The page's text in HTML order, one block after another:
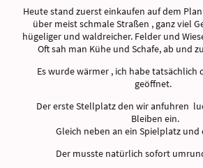
Heute stand zuerst einkaufen auf dem
über meist schmale Straßen , ganz viel
hügeliger und waldreicher. Felder und
Oft sah man Kühe und Schafe, ab und
Es wurde wärmer , ich habe tatsächlich
geöffnet.
Der erste Stellplatz den wir anfuhren
Bleiben ein.
Gleich neben an ein Spielplatz und
Der musste natürlich sofort